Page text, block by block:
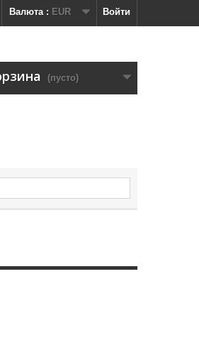
Войти
Валюта : EUR
(пусто)